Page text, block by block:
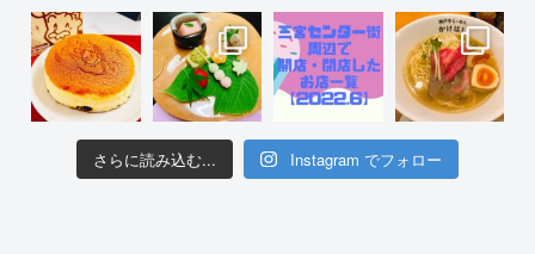
さらに読み込む... Instagram でフォロー